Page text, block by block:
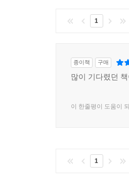
1
종이책 구매
많이 기다렸던
이 한줄평이 도움이
1